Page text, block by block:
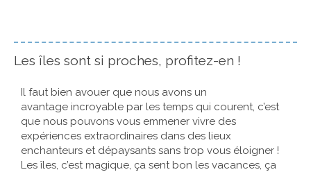
Les îles sont si proches, profitez-en !
Il faut bien avouer que nous avons un
avantage incroyable par les temps qui courent, c’est
que nous pouvons vous emmener vivre des
expériences extraordinaires dans des lieux
enchanteurs et dépaysants sans trop vous éloigner !
Les îles, c’est magique, ça sent bon les vacances, ça